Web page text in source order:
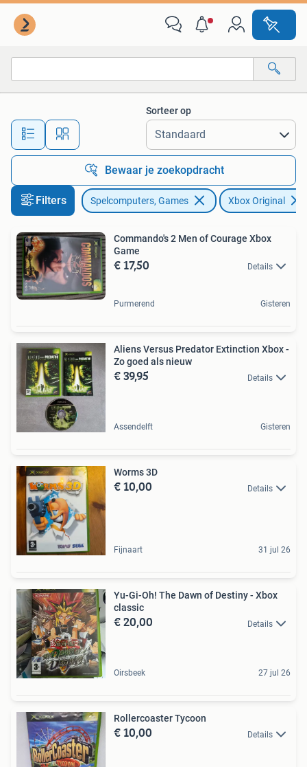
Alle afstanden…
Sorteer op
Bewaar je zoekopdracht
Filters Spelcomputers, Games Xbox Original
Commando's 2 Men of Courage Xbox
Game
€ 17,50 Details
Purmerend Gisteren
Aliens Versus Predator Extinction Xbox -
Zo goed als nieuw
€ 39,95 Details
Assendelft Gisteren
Worms 3D
€ 10,00 Details
Fijnaart 31 jul 26
Yu-Gi-Oh! The Dawn of Destiny - Xbox
classic
€ 20,00 Details
Oirsbeek 27 jul 26
Rollercoaster Tycoon
€ 10,00 Details